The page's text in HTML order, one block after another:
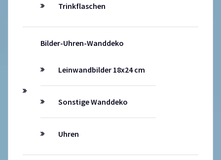
Trinkflaschen
Bilder-Uhren-Wanddeko
Leinwandbilder 18x24 cm
Sonstige Wanddeko
Uhren